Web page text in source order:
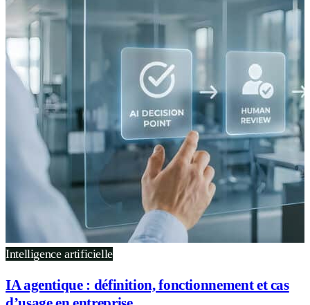
Intelligence artificielle
IA agentique : définition, fonctionnement et cas